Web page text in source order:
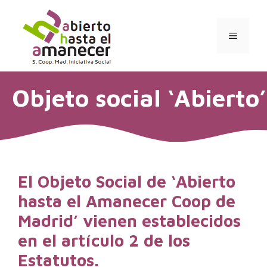
contenido
MENÚ
Objeto social ‘Abierto’
El Objeto Social de ‘Abierto
hasta el Amanecer Coop de
Madrid’ vienen establecidos
en el artículo 2 de los
Estatutos.